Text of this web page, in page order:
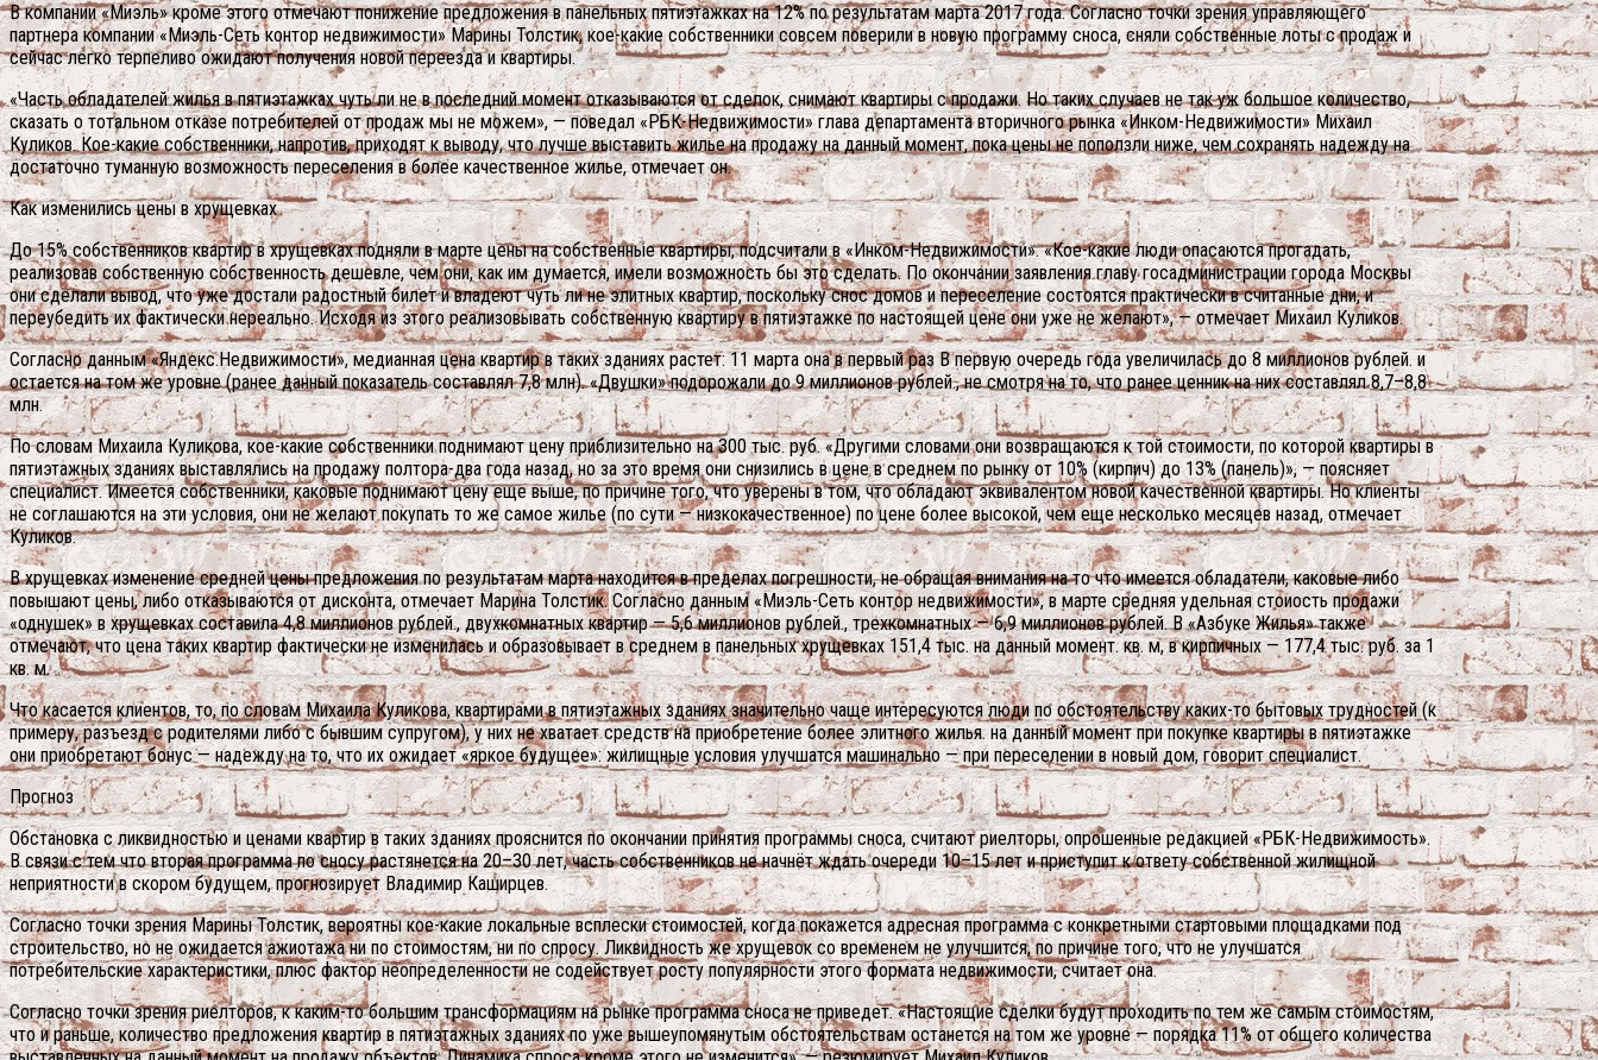
В компании «Миэль» кроме этого отмечают понижение предложения в панельных пятиэтажках на 12% по результатам марта 2017 года. Согласно точки зрения управляющего
партнера компании «Миэль-Сеть контор недвижимости» Марины Толстик, кое-какие собственники совсем поверили в новую программу сноса, сняли собственные лоты с продаж и
сейчас легко терпеливо ожидают получения новой переезда и квартиры.
«Часть обладателей жилья в пятиэтажках чуть ли не в последний момент отказываются от сделок, снимают квартиры с продажи. Но таких случаев не так уж большое количество,
сказать о тотальном отказе потребителей от продаж мы не можем», — поведал «РБК-Недвижимости» глава департамента вторичного рынка «Инком-Недвижимости» Михаил
Куликов. Кое-какие собственники, напротив, приходят к выводу, что лучше выставить жилье на продажу на данный момент, пока цены не поползли ниже, чем сохранять надежду на
достаточно туманную возможность переселения в более качественное жилье, отмечает он.
Как изменились цены в хрущевках
До 15% собственников квартир в хрущевках подняли в марте цены на собственные квартиры, подсчитали в «Инком-Недвижимости». «Кое-какие люди опасаются прогадать,
реализовав собственную собственность дешевле, чем они, как им думается, имели возможность бы это сделать. По окончании заявления главу госадминистрации города Москвы
они сделали вывод, что уже достали радостный билет и владеют чуть ли не элитных квартир, поскольку снос домов и переселение состоятся практически в считанные дни, и
переубедить их фактически нереально. Исходя из этого реализовывать собственную квартиру в пятиэтажке по настоящей цене они уже не желают», — отмечает Михаил Куликов.
Согласно данным «Яндекс.Недвижимости», медианная цена квартир в таких зданиях растет: 11 марта она в первый раз В первую очередь года увеличилась до 8 миллионов рублей. и
остается на том же уровне (ранее данный показатель составлял 7,8 млн). «Двушки» подорожали до 9 миллионов рублей., не смотря на то, что ранее ценник на них составлял 8,7–8,8
млн.
По словам Михаила Куликова, кое-какие собственники поднимают цену приблизительно на 300 тыс. руб. «Другими словами они возвращаются к той стоимости, по которой квартиры в
пятиэтажных зданиях выставлялись на продажу полтора-два года назад, но за это время они снизились в цене в среднем по рынку от 10% (кирпич) до 13% (панель)», — поясняет
специалист. Имеется собственники, каковые поднимают цену еще выше, по причине того, что уверены в том, что обладают эквивалентом новой качественной квартиры. Но клиенты
не соглашаются на эти условия, они не желают покупать то же самое жилье (по сути — низкокачественное) по цене более высокой, чем еще несколько месяцев назад, отмечает
Куликов.
В хрущевках изменение средней цены предложения по результатам марта находится в пределах погрешности, не обращая внимания на то что имеется обладатели, каковые либо
повышают цены, либо отказываются от дисконта, отмечает Марина Толстик. Согласно данным «Миэль-Сеть контор недвижимости», в марте средняя удельная стоиость продажи
«однушек» в хрущевках составила 4,8 миллионов рублей., двухкомнатных квартир — 5,6 миллионов рублей., трехкомнатных — 6,9 миллионов рублей. В «Азбуке Жилья» также
отмечают, что цена таких квартир фактически не изменилась и образовывает в среднем в панельных хрущевках 151,4 тыс. на данный момент. кв. м, в кирпичных — 177,4 тыс. руб. за 1
кв. м.
Что касается клиентов, то, по словам Михаила Куликова, квартирами в пятиэтажных зданиях значительно чаще интересуются люди по обстоятельству каких-то бытовых трудностей (к
примеру, разъезд с родителями либо с бывшим супругом), у них не хватает средств на приобретение более элитного жилья. на данный момент при покупке квартиры в пятиэтажке
они приобретают бонус — надежду на то, что их ожидает «яркое будущее»: жилищные условия улучшатся машинально — при переселении в новый дом, говорит специалист.
Прогноз
Обстановка с ликвидностью и ценами квартир в таких зданиях прояснится по окончании принятия программы сноса, считают риелторы, опрошенные редакцией «РБК-Недвижимость».
В связи с тем что вторая программа по сносу растянется на 20–30 лет, часть собственников не начнёт ждать очереди 10–15 лет и приступит к ответу собственной жилищной
неприятности в скором будущем, прогнозирует Владимир Каширцев.
Согласно точки зрения Марины Толстик, вероятны кое-какие локальные всплески стоимостей, когда покажется адресная программа с конкретными стартовыми площадками под
строительство, но не ожидается ажиотажа ни по стоимостям, ни по спросу. Ликвидность же хрущевок со временем не улучшится, по причине того, что не улучшатся
потребительские характеристики, плюс фактор неопределенности не содействует росту популярности этого формата недвижимости, считает она.
Согласно точки зрения риелторов, к каким-то большим трансформациям на рынке программа сноса не приведет. «Настоящие сделки будут проходить по тем же самым стоимостям,
что и раньше, количество предложения квартир в пятиэтажных зданиях по уже вышеупомянутым обстоятельствам останется на том же уровне — порядка 11% от общего количества